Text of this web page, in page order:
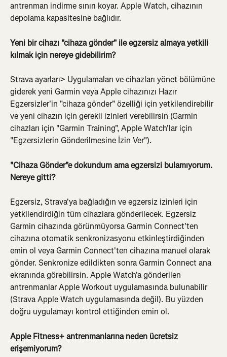
antrenman indirme sınırı koyar. Apple Watch, cihazının
depolama kapasitesine bağlıdır.
Yeni bir cihazı "cihaza gönder" ile egzersiz almaya yetkili
kılmak için nereye gidebilirim?
Strava ayarları> Uygulamaları ve cihazları yönet bölümüne
giderek yeni Garmin veya Apple cihazınızı Hazır
Egzersizler'in "cihaza gönder" özelliği için yetkilendirebilir
ve yeni cihazın için gerekli izinleri verebilirsin (Garmin
cihazları için "Garmin Training", Apple Watch'lar için
"Egzersizlerin Gönderilmesine İzin Ver").
"Cihaza Gönder"e dokundum ama egzersizi bulamıyorum.
Nereye gitti?
Egzersiz, Strava'ya bağladığın ve egzersiz izinleri için
yetkilendirdiğin tüm cihazlara gönderilecek. Egzersiz
Garmin cihazında görünmüyorsa Garmin Connect'ten
cihazına otomatik senkronizasyonu etkinleştirdiğinden
emin ol veya Garmin Connect'ten cihazına manuel olarak
gönder. Senkronize edildikten sonra Garmin Connect ana
ekranında görebilirsin. Apple Watch'a gönderilen
antrenmanlar Apple Workout uygulamasında bulunabilir
(Strava Apple Watch uygulamasında değil). Bu yüzden
doğru uygulamayı kontrol ettiğinden emin ol.
Apple Fitness+ antrenmanlarına neden ücretsiz
erişemiyorum?